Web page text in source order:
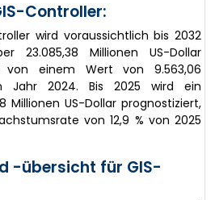
Controller:
wird voraussichtlich bis 2032
23.085,38 Millionen US-Dollar
von einem Wert von 9.563,06
Jahr 2024. Bis 2025 wird ein
Millionen US-Dollar prognostiziert,
von 12,9 % von 2025
-übersicht für GIS-